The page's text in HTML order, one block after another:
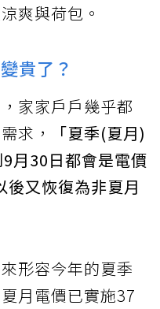
爽與荷包。
貴了？
家家戶戶幾乎都
求，
「夏季(夏月)
月30日都會是電價
後又恢復為非夏月
形容今年的夏季
月電價已實施37